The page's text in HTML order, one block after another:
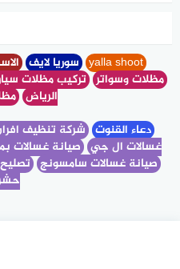
yalla shoot سوريا لايف
مظلات وسواترتركيب مظلات
الرياض
دعاء القنوتشركة تنظيف
غسالات ال جيصيانة غسالات
صيانة غسالات سامسونج